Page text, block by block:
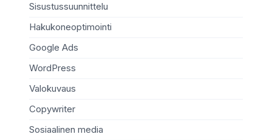
Sisustussuunnittelu
Hakukoneoptimointi
Google Ads
WordPress
Valokuvaus
Copywriter
Sosiaalinen media